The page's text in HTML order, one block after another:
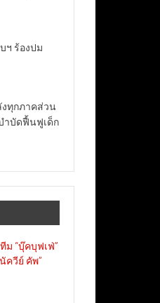
ฯ ร้องปม
ทุกภาคส่วน
ำบัดฟื้นฟูเด็ก
“บุ๊คบุฟเฟ่”
ควีย์ คัพ”